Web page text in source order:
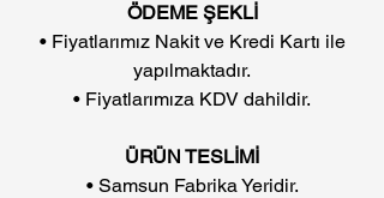
ÖDEME ŞEKLİ
• Fiyatlarımız Nakit ve Kredi Kartı ile
yapılmaktadır.
• Fiyatlarımıza KDV dahildir.
ÜRÜN TESLİMİ
• Samsun Fabrika Yeridir.